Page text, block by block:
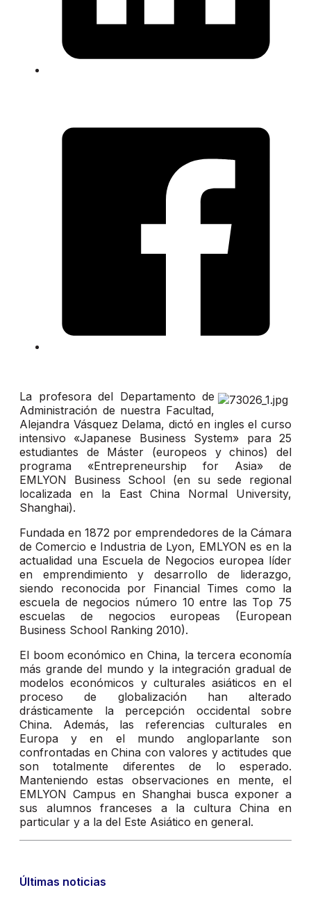
La profesora del Departamento de
Administración de nuestra Facultad,
Alejandra Vásquez Delama, dictó en ingles el curso
intensivo «Japanese Business System» para 25
estudiantes de Máster (europeos y chinos) del
programa «Entrepreneurship for Asia» de
EMLYON Business School (en su sede regional
localizada en la East China Normal University,
Shanghai).
Fundada en 1872 por emprendedores de la Cámara
de Comercio e Industria de Lyon, EMLYON es en la
actualidad una Escuela de Negocios europea líder
en emprendimiento y desarrollo de liderazgo,
siendo reconocida por Financial Times como la
escuela de negocios número 10 entre las Top 75
escuelas de negocios europeas (European
Business School Ranking 2010).
El boom económico en China, la tercera economía
más grande del mundo y la integración gradual de
modelos económicos y culturales asiáticos en el
proceso de globalización han alterado
drásticamente la percepción occidental sobre
China. Además, las referencias culturales en
Europa y en el mundo angloparlante son
confrontadas en China con valores y actitudes que
son totalmente diferentes de lo esperado.
Manteniendo estas observaciones en mente, el
EMLYON Campus en Shanghai busca exponer a
sus alumnos franceses a la cultura China en
particular y a la del Este Asiático en general.
Últimas noticias